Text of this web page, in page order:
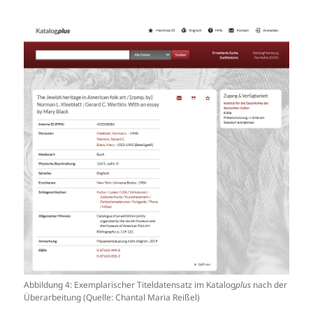
Abbildung 4: Exemplarischer Titeldatensatz im Katalogplus nach der
Überarbeitung (Quelle: Chantal Maria Reißel)